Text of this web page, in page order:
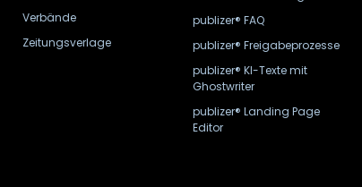
Verbände
Zeitungsverlage
publizer® FAQ
publizer® Freigabeprozesse
publizer® KI-Texte mit
Ghostwriter
publizer® Landing Page
Editor